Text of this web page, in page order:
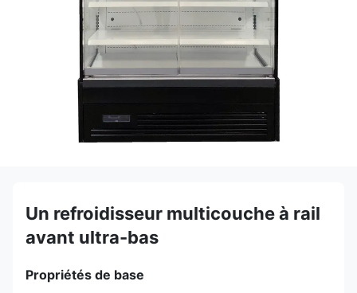
Un refroidisseur multicouche à rail
avant ultra-bas
Propriétés de base